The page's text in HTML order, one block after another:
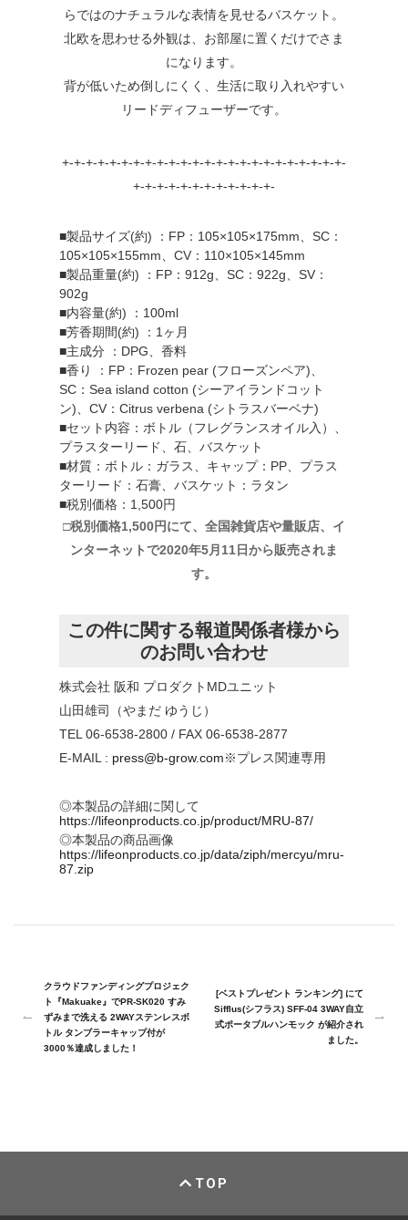
らではのナチュラルな表情を見せるバスケット。
北欧を思わせる外観は、お部屋に置くだけでさま
になります。
背が低いため倒しにくく、生活に取り入れやすい
リードディフューザーです。
+-+-+-+-+-+-+-+-+-+-+-+-+-+-+-+-+-+-+-+-+-+-+-+-
+-+-+-+-+-+-+-+-+-+-+-+-
■製品サイズ(約) ：FP：105×105×175mm、SC：
105×105×155mm、CV：110×105×145mm
■製品重量(約) ：FP：912g、SC：922g、SV：
902g
■内容量(約) ：100ml
■芳香期間(約) ：1ヶ月
■主成分 ：DPG、香料
■香り ：FP：Frozen pear (フローズンペア)、
SC：Sea island cotton (シーアイランドコット
ン)、CV：Citrus verbena (シトラスバーベナ)
■セット内容：ボトル（フレグランスオイル入）、
プラスターリード、石、バスケット
■材質：ボトル：ガラス、キャップ：PP、プラス
ターリード：石膏、バスケット：ラタン
■税別価格：1,500円
□税別価格1,500円にて、全国雑貨店や量販店、イ
ンターネットで2020年5月11日から販売されま
す。
この件に関する報道関係者様から
のお問い合わせ
株式会社 阪和 プロダクトMDユニット
山田雄司（やまだ ゆうじ）
TEL 06-6538-2800 / FAX 06-6538-2877
E-MAIL : press@b-grow.com※プレス関連専用
◎本製品の詳細に関して
https://lifeonproducts.co.jp/product/MRU-87/
◎本製品の商品画像
https://lifeonproducts.co.jp/data/ziph/mercyu/mru-
87.zip
クラウドファンディングプロジェク
ト『Makuake』でPR-SK020 すみ
ずみまで洗える 2WAYステンレスボ
トル タンブラーキャップ付が
3000％達成しました！
[ベストプレゼント ランキング] にて
Sifflus(シフラス) SFF-04 3WAY自立
式ポータブルハンモック が紹介され
ました。
TOP